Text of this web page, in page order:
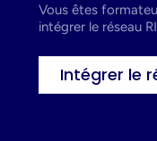
Vous êtes
intégrer le réseau
Intégrer le